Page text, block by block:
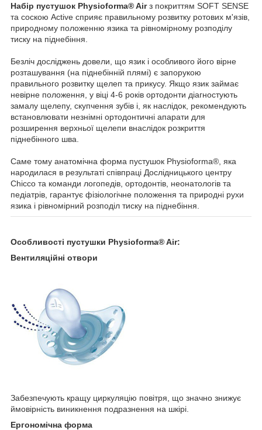
Набір пустушок Physioforma® Airз покриттям SOFT SENSE
та соскою Active сприяє правильному розвитку ротових м'язів,
природному положенню язика та рівномірному розподілу
тиску на піднебіння.
Безліч досліджень довели, що язик і особливого його вірне
розташування (на піднебінній плямі) є запорукою
правильного розвитку щелеп та прикусу. Якщо язик займає
невірне положення, у віці 4-6 років ортодонти діагностують
замалу щелепу, скупчення зубів і, як наслідок, рекомендують
встановлювати незнімні ортодонтичні апарати для
розширення верхньої щелепи внаслідок розкриття
піднебінного шва.
Саме тому анатомічна форма пустушок Physioforma®, яка
народилася в результаті співпраці Дослідницького центру
Chicco та команди логопедів, ортодонтів, неонатологів та
педіатрів, гарантує фізіологічне положення та природні рухи
язика і рівномірний розподіл тиску на піднебіння.
Особливості пустушки Physioforma® Air:
Вентиляційні отвори
Забезпечують кращу циркуляцію повітря, що значно знижує
ймовірність виникнення подразнення на шкірі.
Ергономічна форма